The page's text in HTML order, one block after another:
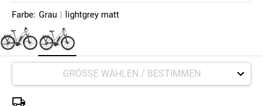
Farbe: Grau | lightgrey matt